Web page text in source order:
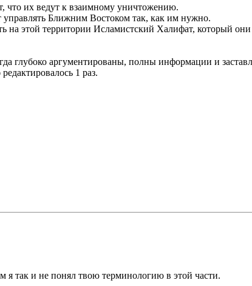
что их ведут к взаимному уничтожению.
Ближним Востоком так, как им нужно.
на этой территории Исламистский Халифат, который
глубоко аргументированы, полны информации и
1 раз.
так и не понял твою терминологию в этой части.